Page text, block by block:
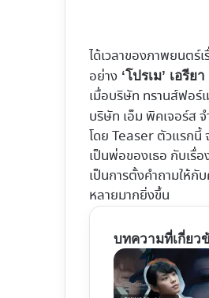
ได้เวลาของภาพยนตร์
อย่าง ‘โปรเม’ เอรี
เมื่อบริษัท ทรานส์ฟอ
บริษัท เอ็ม พิคเจอร์ส
โดย Teaser ตัวแรกนี้
เป็นพ่อของเธอ กับเรื่อ
เป็นการตั้งคำถามให้กั
หลายมากยิ่งขึ้น
บทความที่เกี่ยว